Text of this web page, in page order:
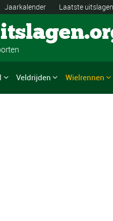
Jaarkalender Laatste uitslagen
Veldrijden Wielrennen